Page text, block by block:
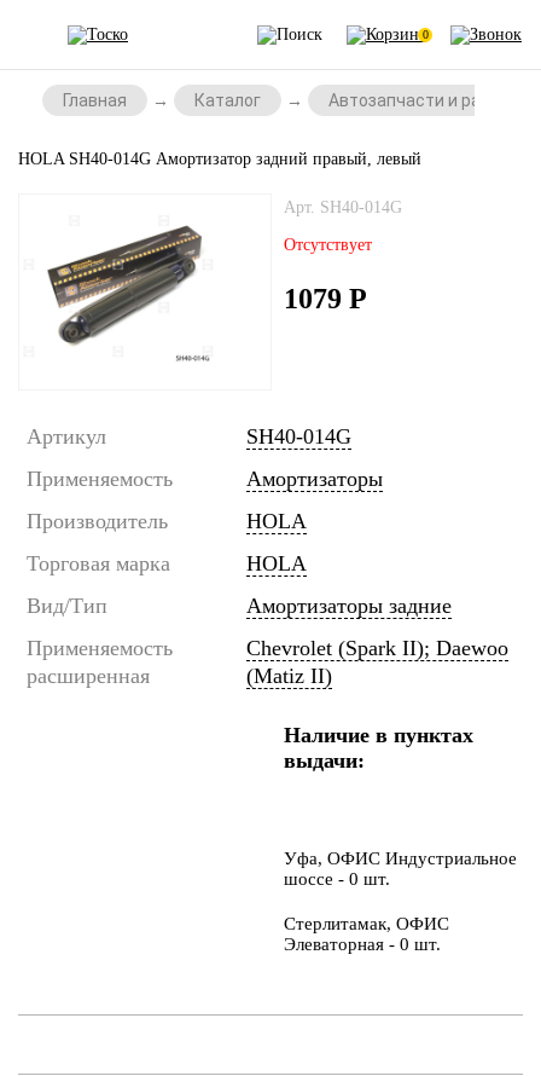
0
Главная Каталог Автозапчасти и
HOLA SH40-014G Амортизатор задний правый, левый
Арт. SH40-014G
Отсутствует
1079 Р
Артикул
SH40-014G
Применяемость
Амортизаторы
Производитель
HOLA
Торговая марка
HOLA
Вид/Тип
Амортизаторы задние
Применяемость
расширенная
Chevrolet (Spark II); Daewoo
(Matiz II)
Наличие в пунктах
выдачи:
Уфа, ОФИС Индустриальное
шоссе - 0 шт.
Стерлитамак, ОФИС
Элеваторная - 0 шт.